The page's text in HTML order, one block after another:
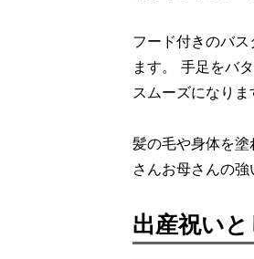
フード付きのバ
ます。 手足をバ
スムーズになりま
髪の毛や身体を
さんお母さんの
出産祝い